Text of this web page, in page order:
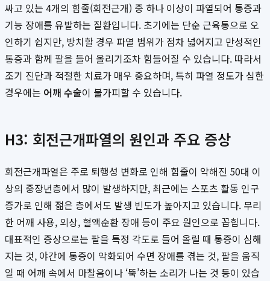
싸고 있는 4개의 힘줄(회전근개) 중 하나 이상이 파열되어 통증과
기능 장애를 유발하는 질환입니다. 초기에는 단순 근육통으로 오
인하기 쉽지만, 방치할 경우 파열 범위가 점차 넓어지고 만성적인
통증과 함께 팔을 들어 올리기조차 힘들어질 수 있습니다. 따라서
조기 진단과 적절한 치료가 매우 중요하며, 특히 파열 정도가 심한
경우에는 어깨 수술이 불가피할 수 있습니다.
H3: 회전근개파열의 원인과 주요 증상
회전근개파열은 주로 퇴행성 변화로 인해 힘줄이 약해진 50대 이
상의 중장년층에서 많이 발생하지만, 최근에는 스포츠 활동 인구
증가로 인해 젊은 층에서도 발생 빈도가 높아지고 있습니다. 무리
한 어깨 사용, 외상, 혈액순환 장애 등이 주요 원인으로 꼽힙니다.
대표적인 증상으로는 팔을 특정 각도로 들어 올릴 때 통증이 심해
지는 것, 야간에 통증이 악화되어 수면 장애를 겪는 것, 팔을 움직
일 때 어깨 속에서 마찰음이나 ‘뚝’하는 소리가 나는 것 등이 있습